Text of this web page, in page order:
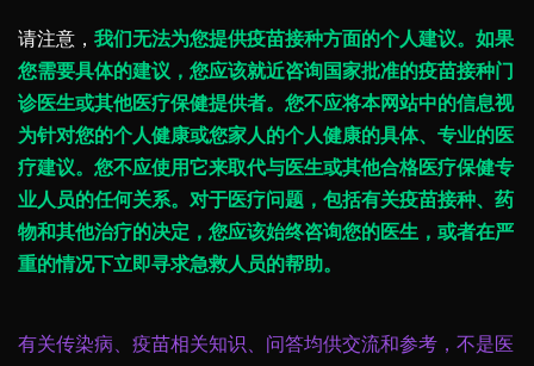
请注意， 我们无法为您提供疫苗接种方面的个人建议。如果
您需要具体的建议，您应该就近咨询国家批准的疫苗接种门
诊医生或其他医疗保健提供者。您不应将本网站中的信息视
为针对您的个人健康或您家人的个人健康的具体、专业的医
疗建议。您不应使用它来取代与医生或其他合格医疗保健专
业人员的任何关系。对于医疗问题，包括有关疫苗接种、药
物和其他治疗的决定，您应该始终咨询您的医生，或者在严
重的情况下立即寻求急救人员的帮助。
有关传染病、疫苗相关知识、问答均供交流和参考，不是医